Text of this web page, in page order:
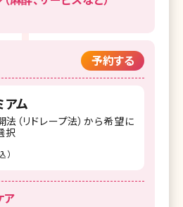
予約する
ム
法（リドレープ法）から希望に
択
）
ア